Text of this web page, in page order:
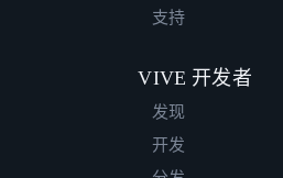
支持
VIVE 开发者
发现
开发